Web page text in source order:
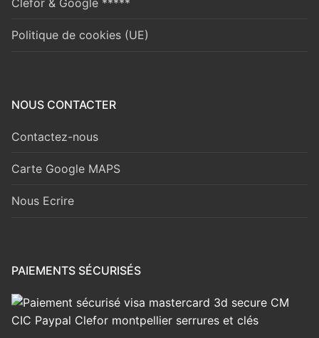
Politique de cookies (UE)
NOUS CONTACTER
Contactez-nous
Carte Google MAPS
Nous Ecrire
PAIEMENTS SÉCURISÉS